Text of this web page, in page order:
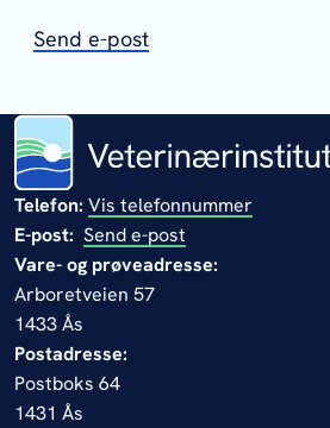
Send e-post
Telefon: Vis telefonnummer
E-post: Send e-post
Vare- og prøveadresse:
Arboretveien 57
1433 Ås
Postadresse:
Postboks 64
1431 Ås